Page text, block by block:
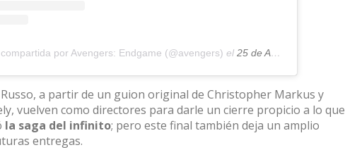
por Avengers: Endgame (@avengers) el 25 de Abr de 2019 a las 10:31 PDT
a partir de un guion original de Christopher Markus y
vuelven como directores para darle un cierre propicio a lo que
la saga del infinito; pero este final también deja un amplio
entregas.